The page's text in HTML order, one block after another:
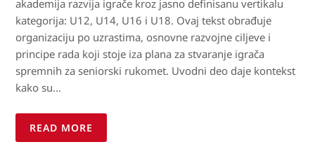
akademija razvija igrače kroz jasno definisanu vertikalu
kategorija: U12, U14, U16 i U18. Ovaj tekst obrađuje
organizaciju po uzrastima, osnovne razvojne ciljeve i
principe rada koji stoje iza plana za stvaranje igrača
spremnih za seniorski rukomet. Uvodni deo daje kontekst
kako su…
READ MORE